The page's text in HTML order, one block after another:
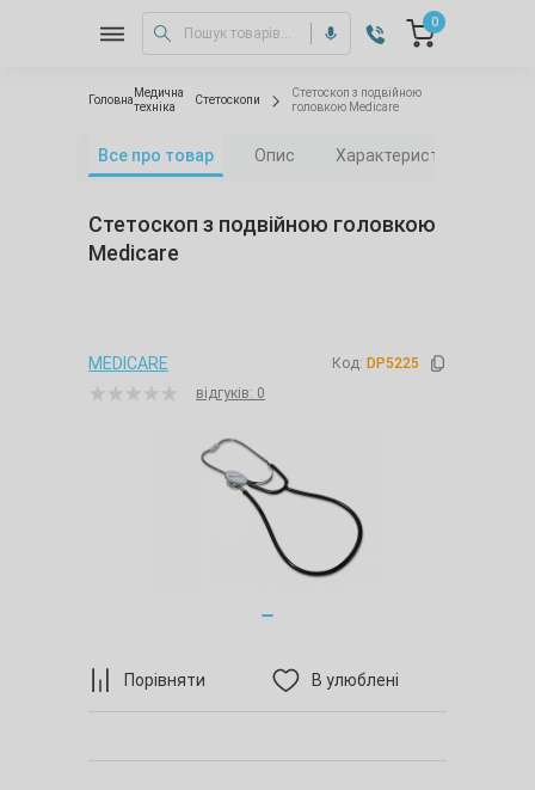
0
Головна
Медична
техніка
Стетоскопи
Стетоскоп з подвійною
головкою Medicare
Все про товар Опис Характеристики
Порівняти В улюблені
Стетоскоп з подвійною головкою
Medicare
MEDICARE Код: DP5225
відгуків: 0